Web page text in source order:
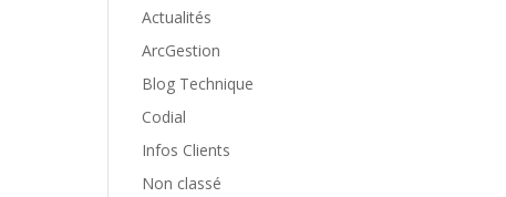
Actualités
ArcGestion
Blog Technique
Codial
Infos Clients
Non classé